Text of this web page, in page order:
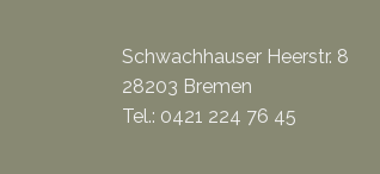
Schwachhauser Heerstr. 8
28203 Bremen
Tel.: 0421 224 76 45